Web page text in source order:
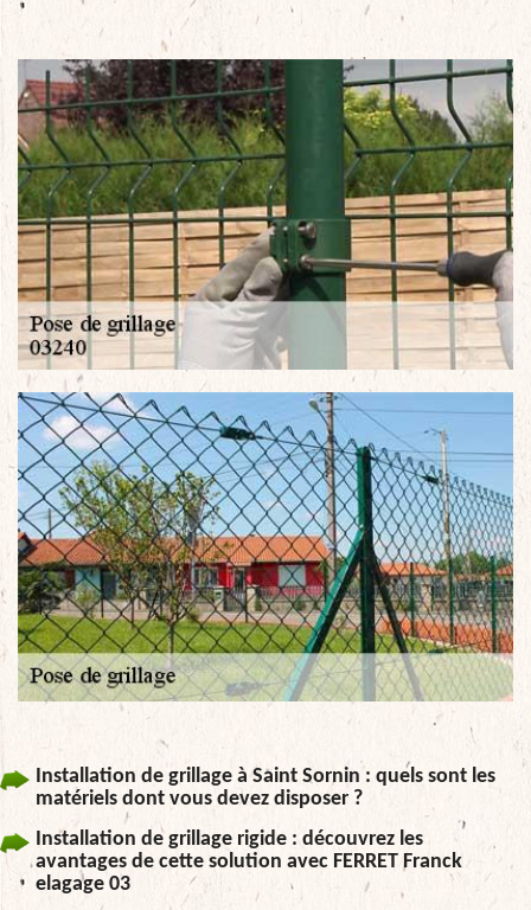
Installation de grillage à Saint Sornin : quels sont les
matériels dont vous devez disposer ?
Installation de grillage rigide : découvrez les
avantages de cette solution avec FERRET Franck
elagage 03